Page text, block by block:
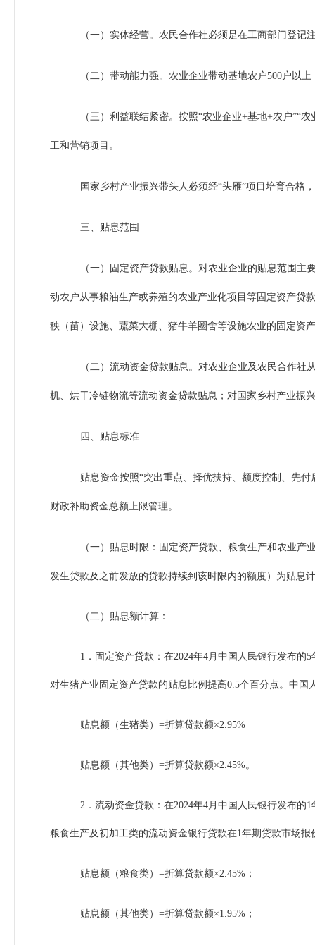
（一）实体经营。农民合作社必须是在工商部门登记
（二）带动能力强。农业企业带动基地农户500户以
（三）利益联结紧密。按照“农业企业+基地+农户”“
工和营销项目。
国家乡村产业振兴带头人必须经“头雁”项目培育合格
三、贴息范围
（一）固定资产贷款贴息。对农业企业的贴息范围
动农户从事粮油生产或养殖的农业产业化项目等固定资产贷
秧（苗）设施、蔬菜大棚、猪牛羊圈舍等设施农业的固定资
（二）流动资金贷款贴息。对农业企业及农民合作
机、烘干冷链物流等流动资金贷款贴息；对国家乡村产业振
四、贴息标准
贴息资金按照“突出重点、择优扶持、额度控制、先
财政补助资金总额上限管理。
（一）贴息时限：固定资产贷款、粮食生产和农业
发生贷款及之前发放的贷款持续到该时限内的额度）为贴息
（二）贴息额计算：
1．固定资产贷款：在2024年4月中国人民银行发布的
对生猪产业固定资产贷款的贴息比例提高0.5个百分点。中国
贴息额（生猪类）=折算贷款额×2.95%
贴息额（其他类）=折算贷款额×2.45%。
2．流动资金贷款：在2024年4月中国人民银行发布的
粮食生产及初加工类的流动资金银行贷款在1年期贷款市场
贴息额（粮食类）=折算贷款额×2.45%；
贴息额（其他类）=折算贷款额×1.95%；